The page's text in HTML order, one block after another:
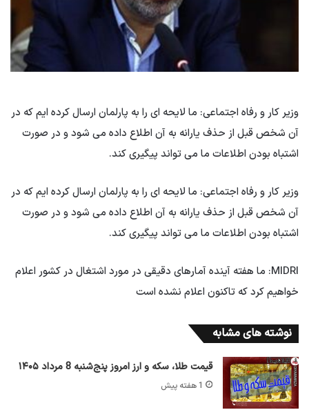
وزیر کار و رفاه اجتماعی: ما لایحه ای را به پارلمان ارسال کرده ایم که در
آن شخص قبل از حذف یارانه به آن اطلاع داده می شود و در صورت
اشتباه بودن اطلاعات ما می تواند پیگیری کند.
وزیر کار و رفاه اجتماعی: ما لایحه ای را به پارلمان ارسال کرده ایم که در
آن شخص قبل از حذف یارانه به آن اطلاع داده می شود و در صورت
اشتباه بودن اطلاعات ما می تواند پیگیری کند.
MIDRI: ما هفته آینده آمارهای دقیقی در مورد اشتغال در کشور اعلام
خواهیم کرد که تاکنون اعلام نشده است
نوشته های مشابه
قیمت طلا، سکه و ارز امروز پنج‌شنبه 8 مرداد ۱۴۰۵
1 هفته پیش